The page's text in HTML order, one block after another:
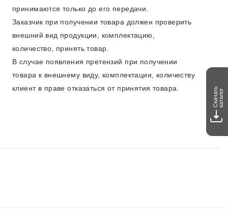
принимаются только до его передачи.
Заказчик при получении товара должен проверить
внешний вид продукции, комплектацию,
количество, принять товар.
В случае появления претензий при получении
товара к внешнему виду, комплектации, количеству
клиент в праве отказаться от принятия товара.
Скачатькаталог